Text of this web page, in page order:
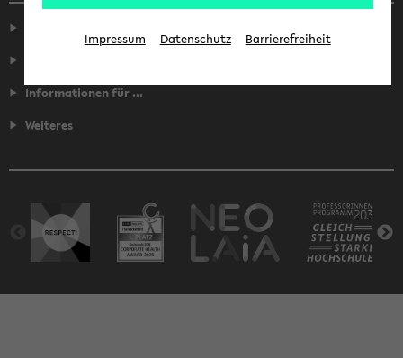
Informationen für ...
Weiteres
Impressum Datenschutz Barrierefreiheit